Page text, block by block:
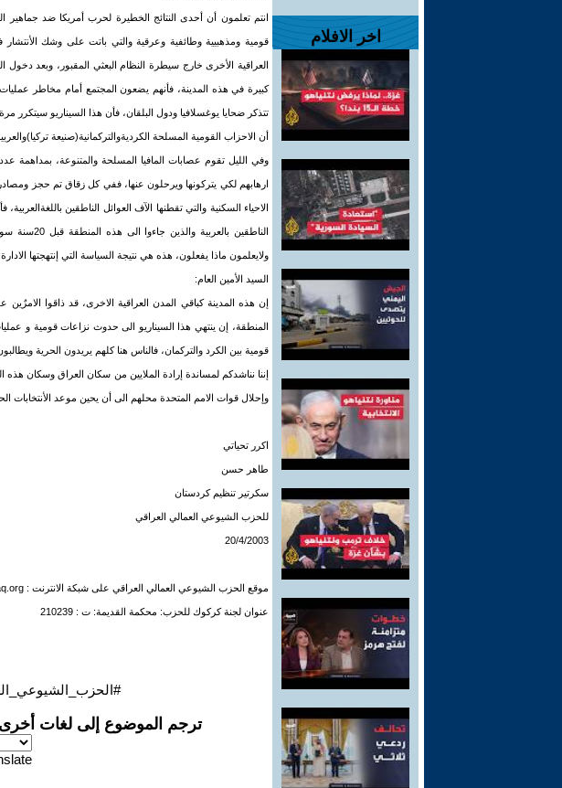
اخر الافلام
انتم تعلمون أن أحدى النتائج الخطيرة لحرب أمريكا ضد
قومية ومذهبيية وطائفية وعرقية والتي باتت على وشك
العراقية الأخرى خارج سيطرة النظام البعثي المقبور، وبعد
كبيرة في هذه المدينة، فأنهم يضعون المجتمع أمام مخاطر
تتذكر ضحايا يوغسلافيا ودول البلقان، فأن هذا السيناريو
أن الاحزاب القومية المسلحة الكرديةوالتركمانية(صنيعة
وفي الليل تقوم عصابات المافيا المسلحة والمتنوعة، بمداهمة
ارهابهم لكي يتركونها ويرحلون عنها، ففي كل زقاق تم حجز
الاحياء السكنية والتي تقطنها الآف العوائل الناطقين
الناطقين
ولايعلمون ماذا يفعلون، هذه هي نتيجة السياسة التي إنتهجتها
السيد الأمين العام:
قومية بين الكرد والتركمان، فالناس هنا كلهم يريدون الحرية
إننا نناشدكم لمساندة إرادة الملايين من سكان العراق وسكان
وإحلال قوات الامم المتحدة محلهم الى أن يحين موعد الأنتخابات
اكرر تحياتي
طاهر حسن
سكرتير تنظيم كردستان
للحزب الشيوعي العمالي العراقي
20/4/2003
موقع الحزب الشيوعي العمالي العراقي على شبكة الانترنت :
عنوان لجنة كركوك للحزب: محكمة القديمة: ت : 210239
ترجم الموضوع إلى لغات